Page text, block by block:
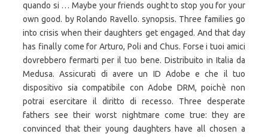
quando si … Maybe your friends ought to stop you for your
own good. by Rolando Ravello. synopsis. Three families go
into crisis when their daughters get engaged. And that day
has finally come for Arturo, Poli and Chus. Forse i tuoi amici
dovrebbero fermarti per il tuo bene. Distribuito in Italia da
Medusa. Assicurati di avere un ID Adobe e che il tuo
dispositivo sia compatibile con Adobe DRM, poichè non
potrai esercitare il diritto di recesso. Three desperate
fathers see their worst nightmare come true: they are
convinced that their young daughters have all chosen a